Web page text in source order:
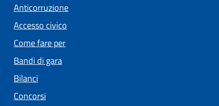
Anticorruzione
Accesso civico
Come fare per
Bandi di gara
Bilanci
Concorsi